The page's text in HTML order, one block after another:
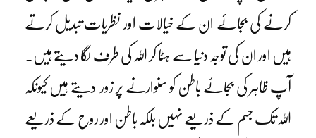
کرنے کی بجائے ان کے خیالات اور نظریات تبدیل کرتے
ہیں اور ان کی توجہ دنیا سے ہٹا کر اللہ کی طرف لگا دیتے ہیں۔
آپ ظاہر کی بجائے باطن کو سنوارنے پر زور دیتے ہیں کیونکہ
اللہ تک جسم کے ذریعے نہیں بلکہ باطن اور روح کے ذریعے